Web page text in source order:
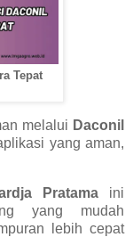
Tepat
melalui Daconil
yang aman,
Pratama ini
yang mudah
lebih cepat